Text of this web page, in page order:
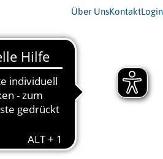
Über UnsKontaktLogin